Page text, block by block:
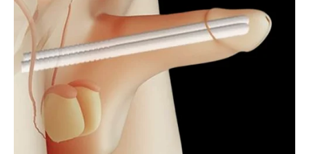
vrlo brzo prerasti u nešto mnogo više.
Osjetićete povezanost kakvu rijetko srećete, a upravo to
će vas najviše iznenaditi.
RIBE
Ribe su najveći ljubavni srećnici ovog ponedjeljka.